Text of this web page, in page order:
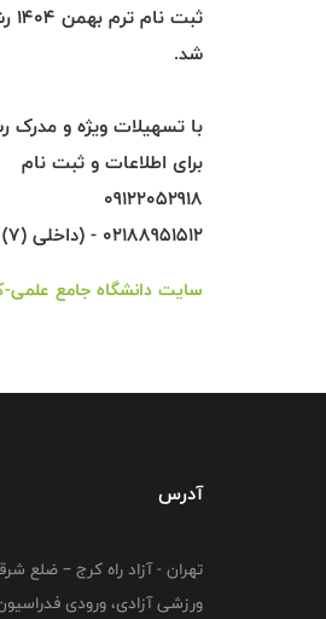
شد.
با تسهیلات ویژه و مدرک
برای اطلاعات و ثبت نام
09122052918
02188951512 - (داخلی (۷)
سایت دانشگاه جامع علمی-
آدرس
تهران - آزاد راه کرج – ضلع
ورزشی آزادی، ورودی